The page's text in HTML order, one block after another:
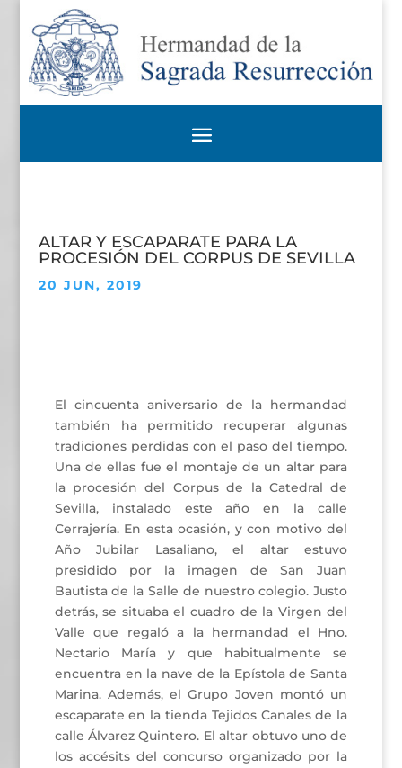
ALTAR Y ESCAPARATE PARA LA
PROCESIÓN DEL CORPUS DE SEVILLA
20 JUN, 2019
El cincuenta aniversario de la hermandad
también ha permitido recuperar algunas
tradiciones perdidas con el paso del tiempo.
Una de ellas fue el montaje de un altar para
la procesión del Corpus de la Catedral de
Sevilla, instalado este año en la calle
Cerrajería. En esta ocasión, y con motivo del
Año Jubilar Lasaliano, el altar estuvo
presidido por la imagen de San Juan
Bautista de la Salle de nuestro colegio. Justo
detrás, se situaba el cuadro de la Virgen del
Valle que regaló a la hermandad el Hno.
Nectario María y que habitualmente se
encuentra en la nave de la Epístola de Santa
Marina. Además, el Grupo Joven montó un
escaparate en la tienda Tejidos Canales de la
calle Álvarez Quintero. El altar obtuvo uno de
los accésits del concurso organizado por la